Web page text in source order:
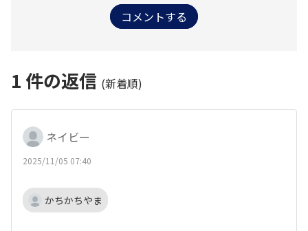
コメントする
1 件の返信 (新着順)
ネイビー
2025/11/05 07:40
かちかちやま